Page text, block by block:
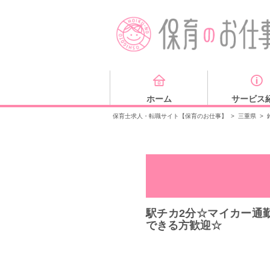
ホーム サービス
保育士求人・転職サイト【保育のお仕事】 > 三重県 >
駅チカ2分☆マイカー
できる方歓迎☆